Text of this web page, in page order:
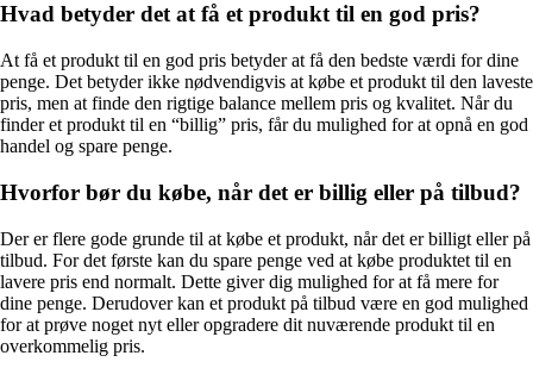
Hvad betyder det at få et produkt til en god pris?
At få et produkt til en god pris betyder at få den bedste værdi for dine
penge. Det betyder ikke nødvendigvis at købe et produkt til den laveste
pris, men at finde den rigtige balance mellem pris og kvalitet. Når du
finder et produkt til en “billig” pris, får du mulighed for at opnå en god
handel og spare penge.
Hvorfor bør du købe, når det er billig eller på tilbud?
Der er flere gode grunde til at købe et produkt, når det er billigt eller på
tilbud. For det første kan du spare penge ved at købe produktet til en
lavere pris end normalt. Dette giver dig mulighed for at få mere for
dine penge. Derudover kan et produkt på tilbud være en god mulighed
for at prøve noget nyt eller opgradere dit nuværende produkt til en
overkommelig pris.